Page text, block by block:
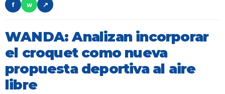
f
w ↗
WANDA: Analizan incorporar
el croquet como nueva
propuesta deportiva al aire
libre